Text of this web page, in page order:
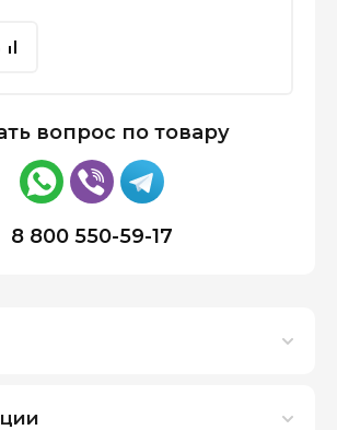
вопрос по товару
8 800 550-59-17